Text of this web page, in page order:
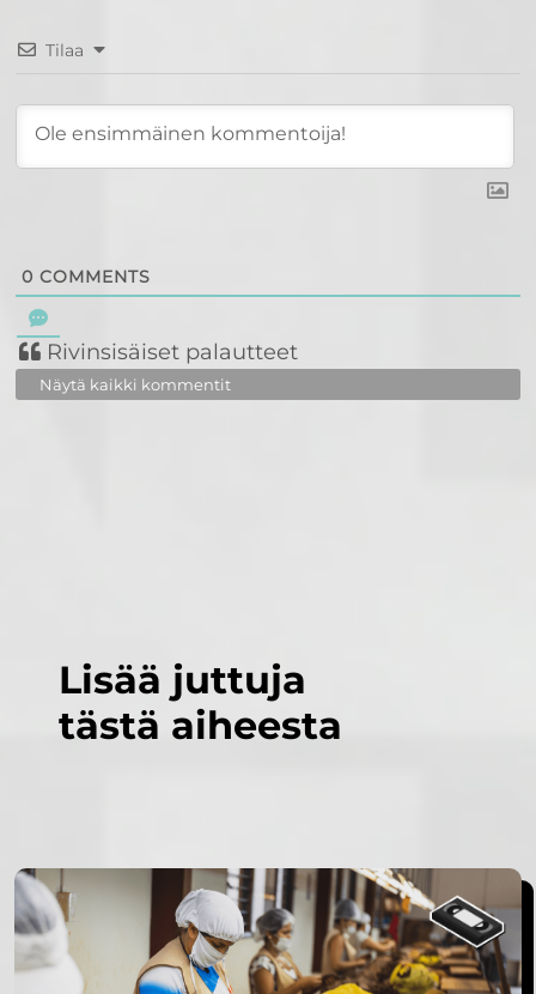
Tilaa
0 COMMENTS
Rivinsisäiset palautteet
Näytä kaikki kommentit
Lisää juttuja
tästä aiheesta